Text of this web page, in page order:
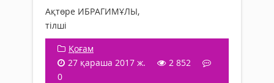
Ақтөре ИБРАГИМҰЛЫ,
тілші
Қоғам
27 қараша 2017 ж.
2 852
0